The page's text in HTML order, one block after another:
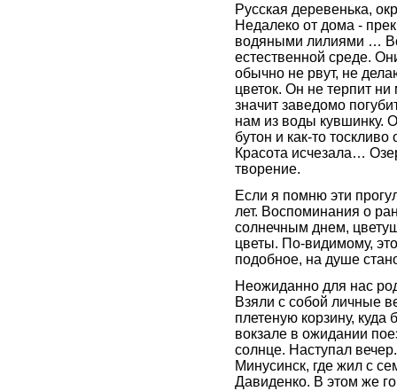
Русская деревенька,
Недалеко от дома -
водяными лилиями …
естественной среде.
обычно не рвут, не
цветок. Он не терпит
значит заведомо
нам из воды кувшинку.
бутон и как-то
Красота исчезала…
творение.
Если я помню эти
лет. Воспоминания о
солнечным днем,
цветы. По-видимому,
подобное, на душе
Неожиданно для нас
Взяли с собой личные
плетеную корзину,
вокзале в ожидании
солнце. Наступал
Минусинск, где жил с
Давиденко. В этом же